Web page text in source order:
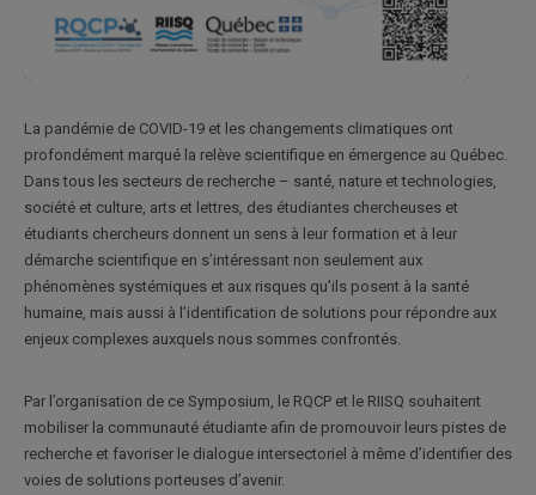
La pandémie de COVID-19 et les changements climatiques ont
profondément marqué la relève scientifique en émergence au Québec.
Dans tous les secteurs de recherche – santé, nature et technologies,
société et culture, arts et lettres, des étudiantes chercheuses et
étudiants chercheurs donnent un sens à leur formation et à leur
démarche scientifique en s’intéressant non seulement aux
phénomènes systémiques et aux risques qu’ils posent à la santé
humaine, mais aussi à l’identification de solutions pour répondre aux
enjeux complexes auxquels nous sommes confrontés.
Par l’organisation de ce Symposium, le RQCP et le RIISQ souhaitent
mobiliser la communauté étudiante afin de promouvoir leurs pistes de
recherche et favoriser le dialogue intersectoriel à même d’identifier des
voies de solutions porteuses d’avenir.